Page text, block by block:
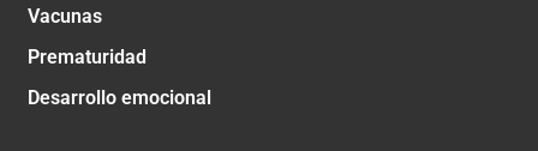
Vacunas
Prematuridad
Desarrollo emocional